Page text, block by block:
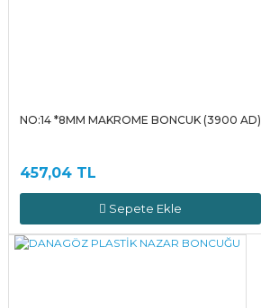
NO:14 *8MM MAKROME BONCUK (3900 AD)
457,04 TL
Sepete Ekle